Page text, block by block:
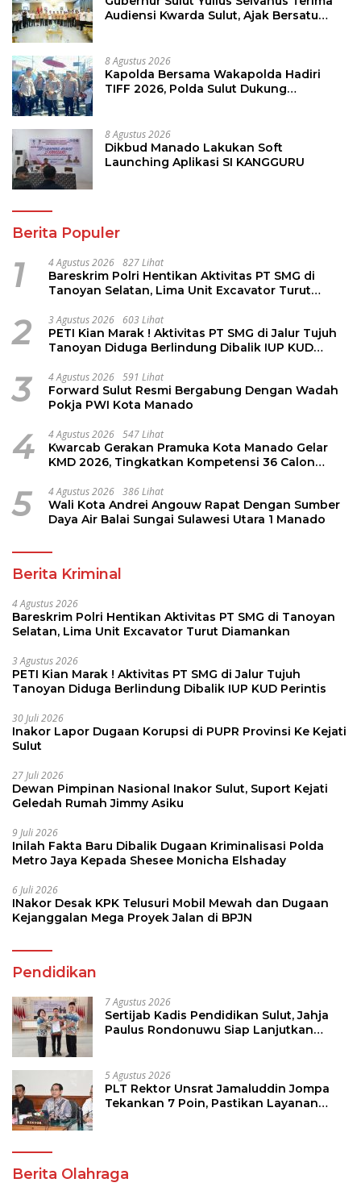
Audiensi Kwarda Sulut, Ajak Bersatu
8 Agustus 2026
Kapolda Bersama Wakapolda Hadiri
TIFF 2026, Polda Sulut Dukung
8 Agustus 2026
Dikbud Manado Lakukan Soft
Launching Aplikasi SI KANGGURU
Berita Populer
1 4 Agustus 2026 827 Lihat
Bareskrim Polri Hentikan Aktivitas PT SMG di
Tanoyan Selatan, Lima Unit Excavator Turut
2 3 Agustus 2026 603 Lihat
PETI Kian Marak ! Aktivitas PT SMG di Jalur Tujuh
Tanoyan Diduga Berlindung Dibalik IUP KUD
3 4 Agustus 2026 591 Lihat
Forward Sulut Resmi Bergabung Dengan Wadah
Pokja PWI Kota Manado
4 4 Agustus 2026 547 Lihat
Kwarcab Gerakan Pramuka Kota Manado Gelar
KMD 2026, Tingkatkan Kompetensi 36 Calon
5 4 Agustus 2026 386 Lihat
Wali Kota Andrei Angouw Rapat Dengan Sumber
Daya Air Balai Sungai Sulawesi Utara 1 Manado
Berita Kriminal
4 Agustus 2026
Bareskrim Polri Hentikan Aktivitas PT SMG di Tanoyan
Selatan, Lima Unit Excavator Turut Diamankan
3 Agustus 2026
PETI Kian Marak ! Aktivitas PT SMG di Jalur Tujuh
Tanoyan Diduga Berlindung Dibalik IUP KUD Perintis
30 Juli 2026
Inakor Lapor Dugaan Korupsi di PUPR Provinsi Ke Kejati
Sulut
27 Juli 2026
Dewan Pimpinan Nasional Inakor Sulut, Suport Kejati
Geledah Rumah Jimmy Asiku
9 Juli 2026
Inilah Fakta Baru Dibalik Dugaan Kriminalisasi Polda
Metro Jaya Kepada Shesee Monicha Elshaday
6 Juli 2026
INakor Desak KPK Telusuri Mobil Mewah dan Dugaan
Kejanggalan Mega Proyek Jalan di BPJN
Pendidikan
7 Agustus 2026
Sertijab Kadis Pendidikan Sulut, Jahja
Paulus Rondonuwu Siap Lanjutkan
5 Agustus 2026
PLT Rektor Unsrat Jamaluddin Jompa
Tekankan 7 Poin, Pastikan Layanan
Berita Olahraga